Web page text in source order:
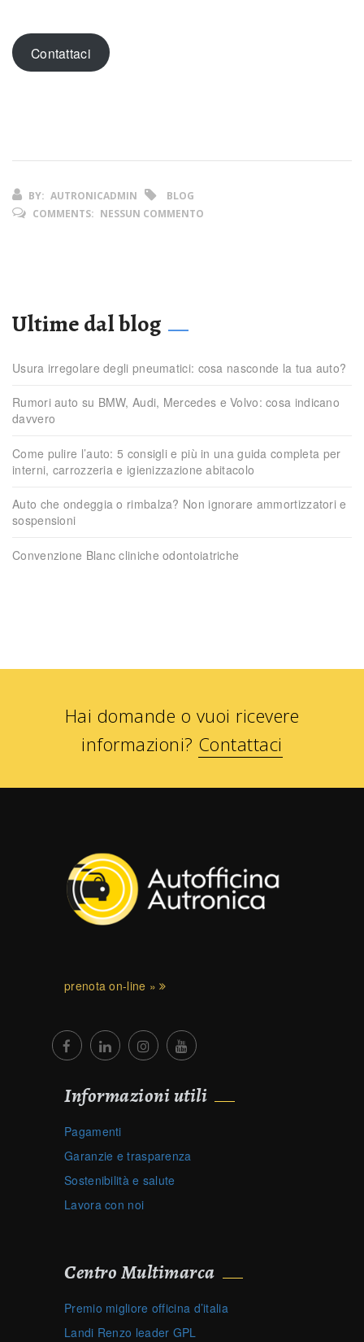
Contattaci
BY: AUTRONICADMIN
BLOG
COMMENTS: NESSUN COMMENTO
Ultime dal blog
Usura irregolare degli pneumatici: cosa nasconde la tua auto?
Rumori auto su BMW, Audi, Mercedes e Volvo: cosa indicano
davvero
Come pulire l’auto: 5 consigli e più in una guida completa per
interni, carrozzeria e igienizzazione abitacolo
Auto che ondeggia o rimbalza? Non ignorare ammortizzatori e
sospensioni
Convenzione Blanc cliniche odontoiatriche
Hai domande o vuoi ricevere
informazioni? Contattaci
prenota on-line »
Informazioni utili
Pagamenti
Garanzie e trasparenza
Sostenibilità e salute
Lavora con noi
Centro Multimarca
Premio migliore officina d’italia
Landi Renzo leader GPL